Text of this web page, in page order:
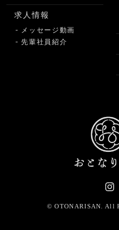
求人情報
メッセージ動画
先輩社員紹介
© OTONARISAN. All